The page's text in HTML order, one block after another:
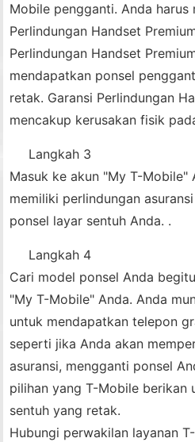
Mobile pengganti. Anda harus
Perlindungan Handset
Perlindungan Handset
mendapatkan ponsel
retak. Garansi Perlindungan
mencakup kerusakan fisik
Langkah 3
Masuk ke akun "My T-Mobile"
memiliki perlindungan
ponsel layar sentuh Anda. .
Langkah 4
Cari model ponsel Anda
"My T-Mobile" Anda. Anda
untuk mendapatkan telepon
seperti jika Anda akan
asuransi, mengganti ponsel
pilihan yang T-Mobile berikan
sentuh yang retak.
Hubungi perwakilan layanan